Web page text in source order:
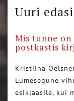
Uuri
Mis tunne on
postkastis
Kristiina
Lumesegune
esiklaasile, kui